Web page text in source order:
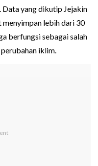
Data yang dikutip Jejakin
menyimpan lebih dari 30
berfungsi sebagai salah
iklim.